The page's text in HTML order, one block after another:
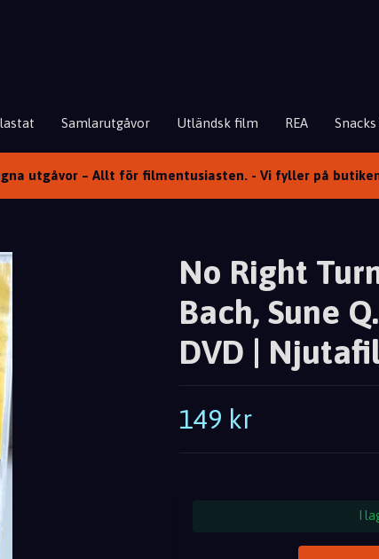
Samlarutgåvor Utländsk film REA
utgåvor – Allt för filmentusiasten. - Vi fyller på
No Right
Bach, Sune
DVD |
149 kr
I